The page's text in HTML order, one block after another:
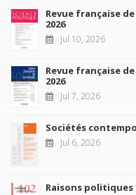
Revue française
2026
Jul 10, 2026
Revue française
2026
Jul 7, 2026
Sociétés
Jul 6, 2026
Raisons politiques